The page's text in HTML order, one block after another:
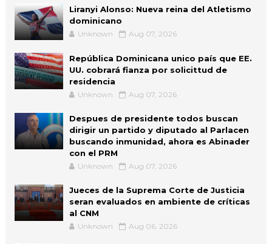
Liranyi Alonso: Nueva reina del Atletismo
dominicano
Unknown Aug 07, 2026
República Dominicana unico país que EE.
UU. cobrará fianza por solicittud de
residencia
Unknown Aug 07, 2026
Despues de presidente todos buscan
dirigir un partido y diputado al Parlacen
buscando inmunidad, ahora es Abinader
con el PRM
Unknown Aug 07, 2026
Jueces de la Suprema Corte de Justicia
seran evaluados en ambiente de críticas
al CNM
Unknown Aug 06, 2026